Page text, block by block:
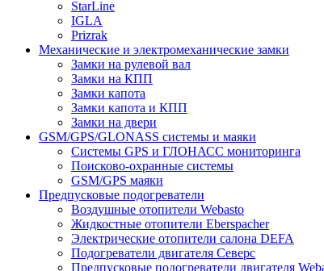
StarLine
IGLA
Prizrak
Механические и электромеханические замки
Замки на рулевой вал
Замки на КПП
Замки капота
Замки капота и КПП
Замки на двери
GSM/GPS/GLONASS системы и маяки
Системы GPS и ГЛОНАСС мониторинга
Поисково-охранные системы
GSM/GPS маяки
Предпусковые подогреватели
Воздушные отопители Webasto
Жидкостные отопители Eberspacher
Электрические отопители салона DEFA
Подогреватели двигателя Северс
Предпусковые подогреватели двигателя